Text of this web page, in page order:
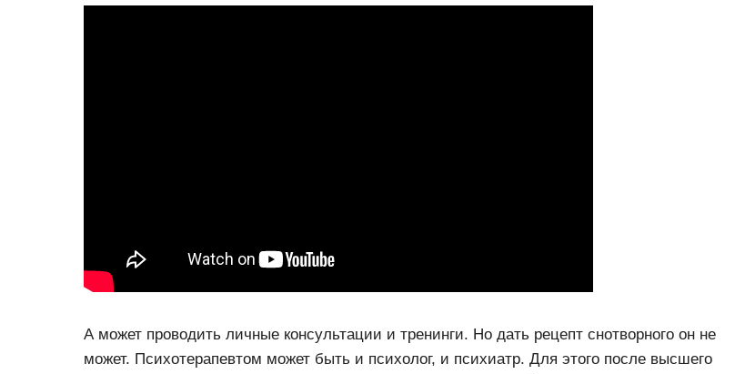
А может проводить личные консультации и тренинги. Но дать рецепт снотворного он не
может. Психотерапевтом может быть и психолог, и психиатр. Для этого после высшего